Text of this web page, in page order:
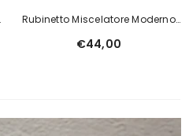
Rubinetto Miscelatore Moderno
Per Lavabo
€44,00